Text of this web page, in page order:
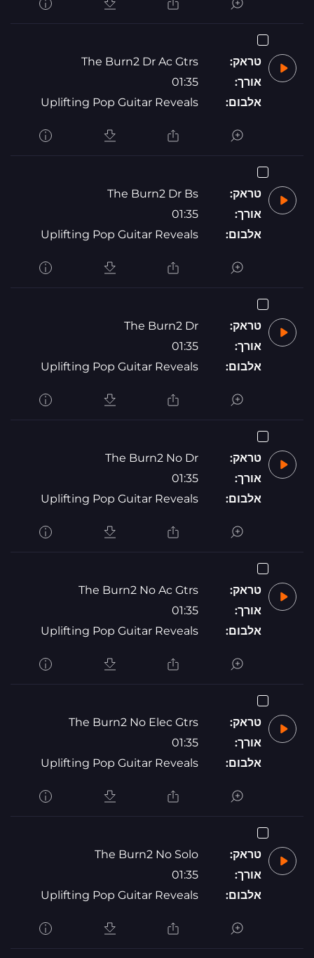
טראק:
The Burn2 Dr Ac Gtrs
אורך:
01:35
אלבום:
Uplifting Pop Guitar Reveals
טראק:
The Burn2 Dr Bs
אורך:
01:35
אלבום:
Uplifting Pop Guitar Reveals
טראק:
The Burn2 Dr
אורך:
01:35
אלבום:
Uplifting Pop Guitar Reveals
טראק:
The Burn2 No Dr
אורך:
01:35
אלבום:
Uplifting Pop Guitar Reveals
טראק:
The Burn2 No Ac Gtrs
אורך:
01:35
אלבום:
Uplifting Pop Guitar Reveals
טראק:
The Burn2 No Elec Gtrs
אורך:
01:35
אלבום:
Uplifting Pop Guitar Reveals
טראק:
The Burn2 No Solo
אורך:
01:35
אלבום:
Uplifting Pop Guitar Reveals